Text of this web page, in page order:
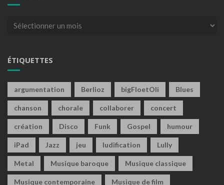
Archives
ÉTIQUETTES
argumentation Berlioz bigFloetOli Blues
chanson chorale collaborer concert
création Disco Funk Gospel humour
iPad Jazz jeu ludification Lully
Metal Musique baroque Musique classique
Musique contemporaine Musique de film